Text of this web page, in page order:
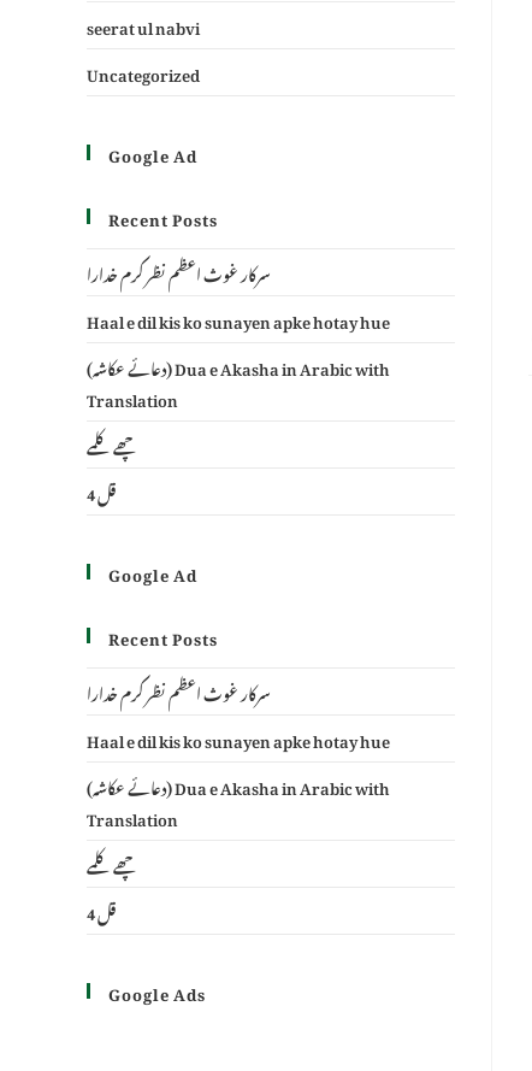
seerat ul nabvi
Uncategorized
Google Ad
Recent Posts
سرکار غوث اعظم نظر کرم خدارا
Haal e dil kis ko sunayen apke hotay hue
(دعائے عکاشہ) Dua e Akasha in Arabic with
Translation
چھے کلمے
4 قل
Google Ad
Recent Posts
سرکار غوث اعظم نظر کرم خدارا
Haal e dil kis ko sunayen apke hotay hue
(دعائے عکاشہ) Dua e Akasha in Arabic with
Translation
چھے کلمے
4 قل
Google Ads